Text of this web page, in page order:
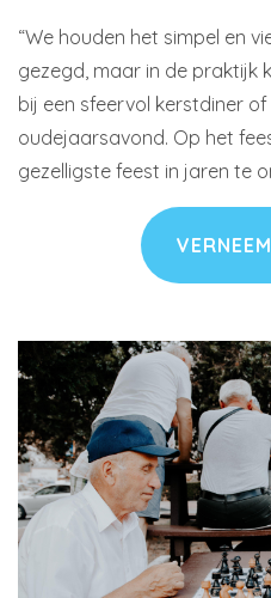
“We houden het simpel en
gezegd, maar in de praktijk
bij een sfeervol kerstdiner
oudejaarsavond. Op het
gezelligste feest in jaren te